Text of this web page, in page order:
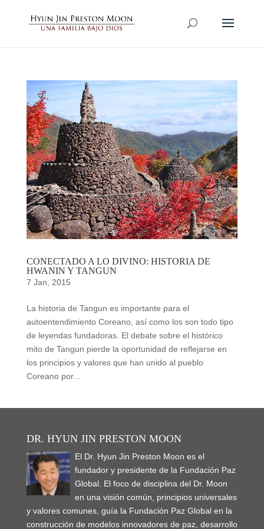
CONECTADO A LO DIVINO: HISTORIA DE
HWANIN Y TANGUN
7 Jan, 2015
La historia de Tangun es importante para el
autoentendimiento Coreano, así como los son todo tipo
de leyendas fundadoras. El debate sobre el histórico
mito de Tangun pierde la oportunidad de reflejarse en
los principios y valores que han unido al pueblo
Coreano por...
DR. HYUN JIN PRESTON MOON
El Dr. Hyun Jin Preston Moon es el
fundador y presidente de la Fundación Paz
Global. El foco de disciplina del Dr. Moon
en una visión común, principios universales
y valores comunes, guía la Fundación Paz Global en la
construcción de modelos innovadores de paz, desarrollo